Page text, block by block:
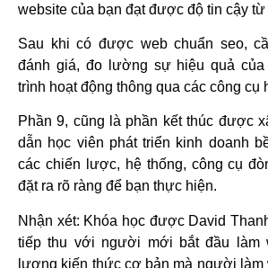
website của bạn đạt được độ tin cậy từ
Sau khi có được web chuẩn seo,
đánh giá, đo lường sự hiệu quả của
trình hoạt động thông qua các công cụ
Phần 9, cũng là phần kết thúc được
dẫn học viên phát triển kinh doanh
các chiến lược, hệ thống, công cụ
đặt ra rõ ràng để bạn thực hiện.
Nhận xét: Khóa học được David
tiếp thu với người mới bắt đầu làm
lượng kiến thức cơ bản mà người làm